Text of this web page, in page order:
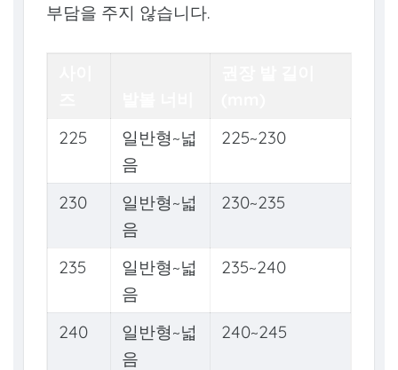
부담을 주지 않습니다.
225
일반형~넓
음
225~230
230
일반형~넓
음
230~235
235
일반형~넓
음
235~240
240
일반형~넓
음
240~245